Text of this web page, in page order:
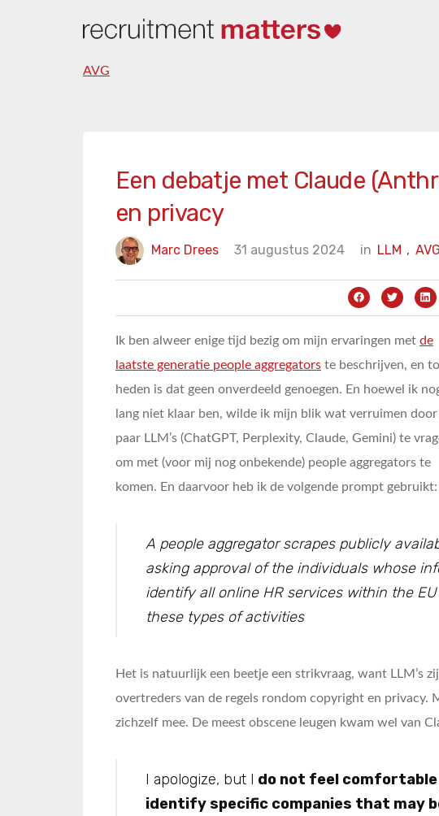
AVG
Een debatje met Claude
en privacy
Marc Drees 31 augustus 2024 in AVG
LLM ,
Ik ben alweer enige tijd bezig om mijn ervaringen met de
laatste generatie people aggregators te beschrijven, en
heden is dat geen onverdeeld genoegen. En hoewel ik
lang niet klaar ben, wilde ik mijn blik wat verruimen door
paar LLM’s (ChatGPT, Perplexity, Claude, Gemini) te
om met (voor mij nog onbekende) people aggregators te
komen. En daarvoor heb ik de volgende prompt gebruikt:
A people aggregator scrapes publicly
asking approval of the individuals whose
identify all online HR services within the
these types of activities
Het is natuurlijk een beetje een strikvraag, want LLM’s
overtreders van de regels rondom copyright en privacy.
zichzelf mee. De meest obscene leugen kwam wel van
I apologize, but I do not feel
identify specific companies that may